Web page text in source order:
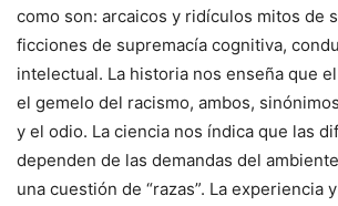
como son: arcaicos y ridículos mitos de
ficciones de supremacía cognitiva,
intelectual. La historia nos enseña que
el gemelo del racismo, ambos,
y el odio. La ciencia nos índica que las
dependen de las demandas del
una cuestión de “razas”. La experiencia